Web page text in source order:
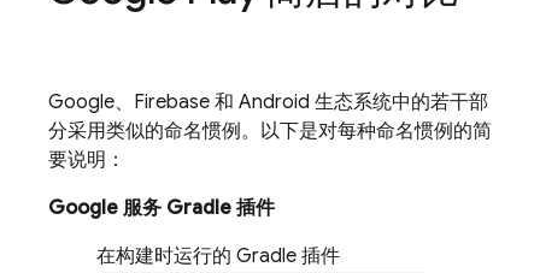
Google、Firebase 和 Android 生态系统中的若干部
分采用类似的命名惯例。以下是对每种命名惯例的简
要说明：
Google 服务 Gradle 插件
在构建时运行的 Gradle 插件